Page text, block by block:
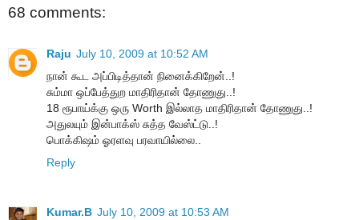
68 comments:
Raju July 10, 2009 at 10:52 AM
நான் கூட அப்பிடித்தான் நினைக்கிறேன்..!
சும்மா ஒப்பேத்துற மாதிரிதான் தோணுது..!
18 ரூபாய்க்கு ஒரு Worth இல்லாத மாதிரிதான் தோணுது..!
அதுலயும் இன்பாக்ஸ் சுத்த வேஸ்ட்டு..!
பொக்கிஷம் ஓரளவு பரவாயில்லை..
Reply
Kumar.B July 10, 2009 at 10:53 AM